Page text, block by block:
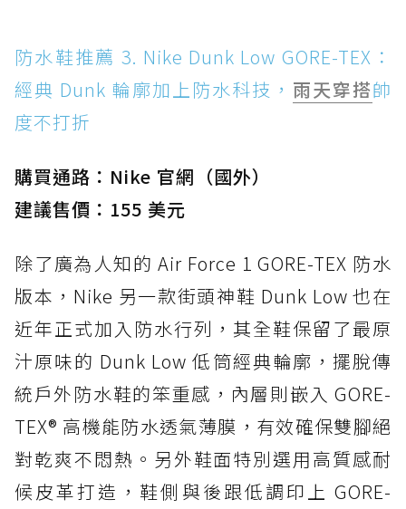
防水鞋推薦 3. Nike Dunk Low GORE-TEX：
經典 Dunk 輪廓加上防水科技， 雨天穿搭帥
度不打折
購買通路：Nike 官網（國外）
建議售價：155 美元
除了廣為人知的 Air Force 1 GORE-TEX 防水
版本，Nike 另一款街頭神鞋 Dunk Low 也在
近年正式加入防水行列，其全鞋保留了最原
汁原味的 Dunk Low 低筒經典輪廓，擺脫傳
統戶外防水鞋的笨重感，內層則嵌入 GORE-
TEX® 高機能防水透氣薄膜，有效確保雙腳絕
對乾爽不悶熱。另外鞋面特別選用高質感耐
候皮革打造，鞋側與後跟低調印上 GORE-